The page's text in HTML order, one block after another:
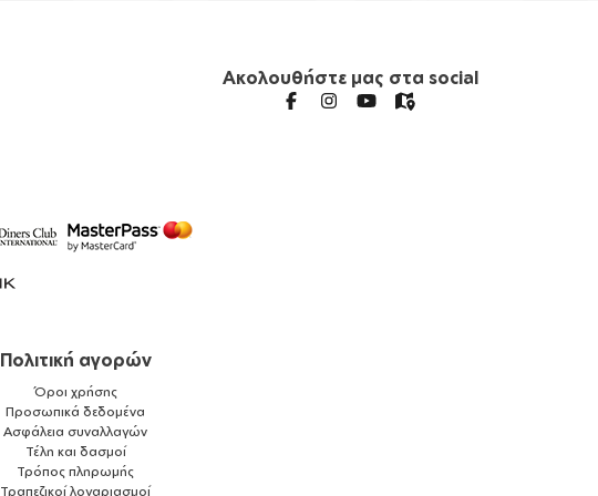
Ακολουθήστε μας στα social
Πολιτική αγορών
Όροι χρήσης
Προσωπικά δεδομένα
Ασφάλεια συναλλαγών
Τέλη και δασμοί
Τρόπος πληρωμής
Τραπεζικοί λογαριασμοί